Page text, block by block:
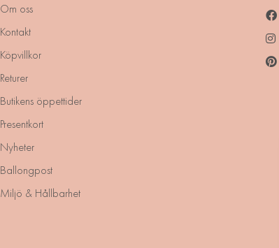
Om oss
Kontakt
Köpvillkor
Returer
Butikens öppettider
Presentkort
Nyheter
Ballongpost
Miljö & Hållbarhet